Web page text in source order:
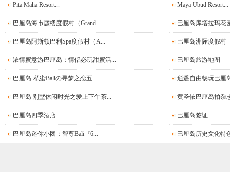
以便同房者使用。分配
妥善保管，贵重物品可
话费、饮料费结清。离
使用。
3、客人如到境外后中
费用。
4、旅游以观光为主，
Pita Maha Resort... Maya Ubud Resort...
巴厘岛海市蜃楼度假村（Grand... 巴厘岛库塔拉玛花
巴厘岛阿斯顿巴利Spa度假村（A... 巴厘岛洲际度假村
浓情蜜意游巴厘岛：情侣必玩甜蜜活... 巴厘岛旅游地图
巴厘岛-私蜜Baliの寻梦之恋五... 逍遥自由畅玩巴厘
巴厘岛 别墅休闲时光之爱上下午茶... 黄圣依巴厘岛拍杂
巴厘岛四季酒店 巴厘岛签证
巴厘岛迷你小团：智尊Bali『6... 巴厘岛历史文化特